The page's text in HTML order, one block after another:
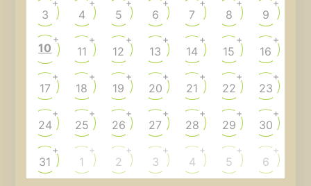
3
+
4
+
5
+
6
+
7
+
8
+
9
+
10
+
11
+
12
+
13
+
14
+
15
+
16
+
17
+
18
+
19
+
20
+
21
+
22
+
23
+
24
+
25
+
26
+
27
+
28
+
29
+
30
+
31
+
1
+
2
+
3
+
4
+
5
+
6
+